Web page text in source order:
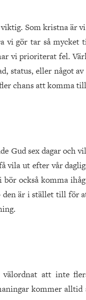
Som kristna är
vi gör tar så
vi prioriterat fel.
status, eller något
chans att komma
Gud sex dagar och
vila ut efter vår
också komma
den är i stället till för
att inte
kommer